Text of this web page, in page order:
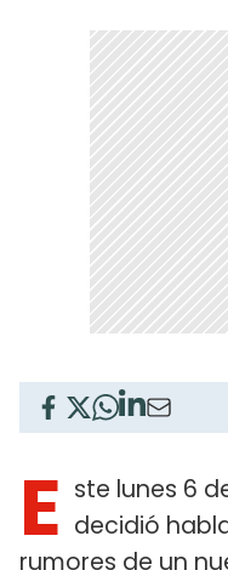
E ste lunes 6
decidió
rumores de un